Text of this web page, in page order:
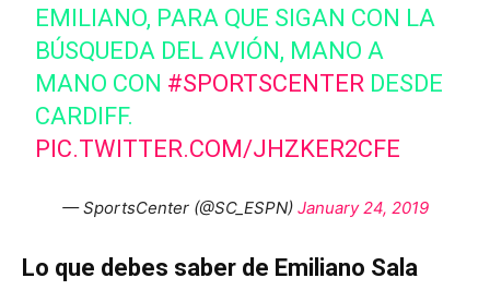
EMILIANO, PARA QUE SIGAN CON LA
BÚSQUEDA DEL AVIÓN, MANO A
MANO CON #SPORTSCENTER DESDE
CARDIFF.
PIC.TWITTER.COM/JHZKER2CFE
— SportsCenter (@SC_ESPN) January 24, 2019
Lo que debes saber de Emiliano Sala